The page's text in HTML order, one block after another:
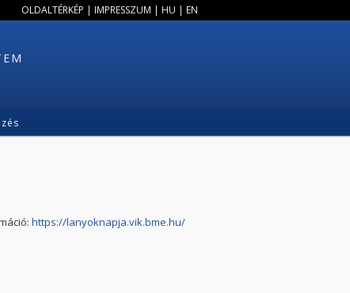
OLDALTÉRKÉP | IMPRESSZUM | HU | EN
https://lanyoknapja.vik.bme.hu/